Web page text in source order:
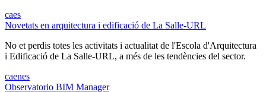
caes
Novetats en arquitectura i edificació de La Salle-URL
No et perdis totes les activitats i actualitat de l'Escola d'Arquitectura
i Edificació de La Salle-URL, a més de les tendències del sector.
caenes
Observatorio BIM Manager